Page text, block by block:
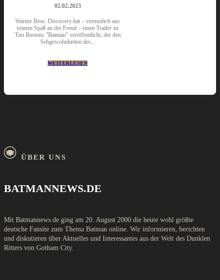
02.02.2023
Warner Bros. Discovery hat – vermutlich aus
reinem Spaß an der Freud – einen Trailer zu
Tim Burtons "Batman" veröffentlicht, der den
Sehgewohnheiten des...
WEITERLESEN
ÜBER UNS
BATMANNEWS.DE
Mit Batmannews.de ging am 20. August 2000 die heute wohl größte
deutsche Fansite zum Thema Batman online. Wir informieren, berichten
und diskutieren über Aktuelles und Interessantes aus der Welt des Dunklen
Ritters von Gotham City.